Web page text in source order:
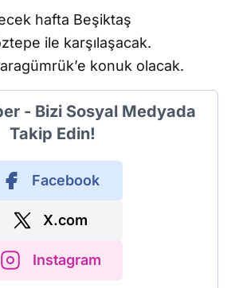
hafta Beşiktaş
ile karşılaşacak.
konuk olacak.
- Bizi Sosyal Medyada
Takip Edin!
Facebook
X.com
Instagram